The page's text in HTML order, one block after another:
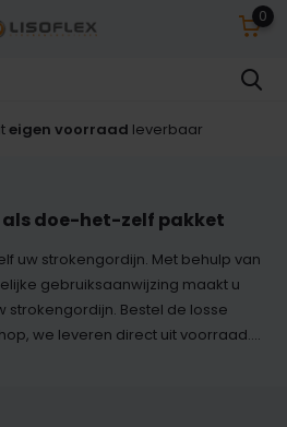
0
eigen voorraad leverbaar
doe-het-zelf pakket
uw strokengordijn. Met behulp van
gebruiksaanwijzing maakt u
strokengordijn. Bestel de losse
we leveren direct uit voorraad....